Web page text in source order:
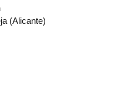
(Alicante)